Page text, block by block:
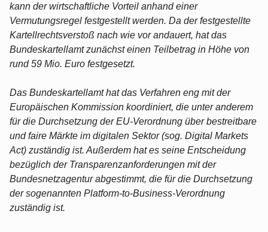
kann der wirtschaftliche Vorteil anhand einer
Vermutungsregel festgestellt werden. Da der festgestellte
Kartellrechtsverstoß nach wie vor andauert, hat das
Bundeskartellamt zunächst einen Teilbetrag in Höhe von
rund 59 Mio. Euro festgesetzt.
Das Bundeskartellamt hat das Verfahren eng mit der
Europäischen Kommission koordiniert, die unter anderem
für die Durchsetzung der EU-Verordnung über bestreitbare
und faire Märkte im digitalen Sektor (sog. Digital Markets
Act) zuständig ist. Außerdem hat es seine Entscheidung
bezüglich der Transparenzanforderungen mit der
Bundesnetzagentur abgestimmt, die für die Durchsetzung
der sogenannten Platform-to-Business-Verordnung
zuständig ist.